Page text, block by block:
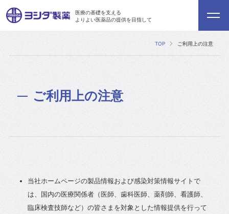
医療の基礎を支える
よりよい医薬品の提供を目指して
TOP ご利用上の注意
ご利用上の注意
当社ホームページの製品情報および感染対策情報サイトで
は、国内の医療関係者（医師、歯科医師、薬剤師、看護師、
臨床検査技師など）の皆さまを対象とした情報提供を行って